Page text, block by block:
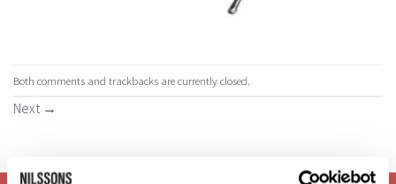
Both comments and trackbacks are currently closed.
Next →